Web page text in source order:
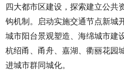
四大都市区建设，探索建立公共
钩机制。启动实施交通节点新城
城市阳台景观塑造、海绵城市建
杭绍甬、甬舟、嘉湖、衢丽花园
进城市群同城化。